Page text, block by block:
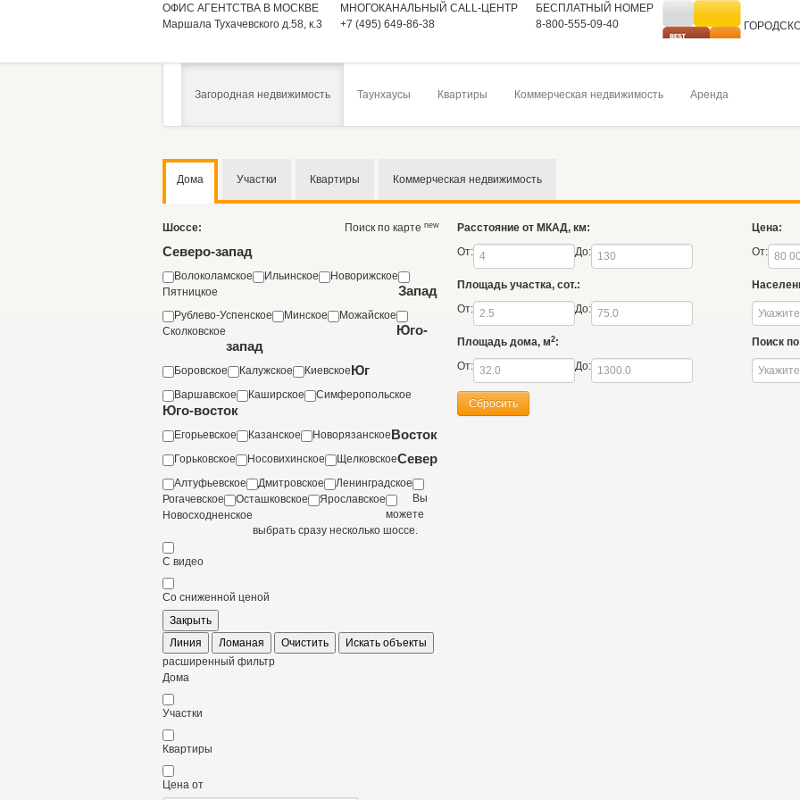
ОФИС АГЕНТСТВА В МОСКВЕ
Маршала Тухачевского д.58, к.3
МНОГОКАНАЛЬНЫЙ CALL-ЦЕНТР
+7 (495) 649-86-38
БЕСПЛАТНЫЙ НОМЕР
8-800-555-09-40
На главную
Загородная недвижимость Таунхаусы Квартиры Коммерческая недвижимость Аренда
Дома Участки Квартиры Коммерческая недвижимость
Шоссе: Поиск по карте new
Северо-запад
Волоколамское Ильинское
Новорижское
Пятницкое
Запад
Рублево-Успенское Минское
Можайское
Сколковское
Юго-
запад
Боровское Калужское КиевскоеЮг
Варшавское Каширское Симферопольское
Юго-восток
Егорьевское Казанское НоворязанскоеВосток
Горьковское Носовихинское ЩелковскоеСевер
Алтуфьевское Дмитровское
Ленинградское
Рогачевское
Осташковское
Ярославское
Новосходненское
Вы
можете
выбрать сразу несколько шоссе.
С видео
Со сниженной ценой
Расстояние от МКАД, км:
От:
До:
Площадь участка, сот.:
От:
До:
Площадь дома, м2:
От:
До:
Цена:
От:
Поиск
Закрыть
Линия
Ломаная Очистить
Искать объекты
расширенный фильтр
Дома
Участки
Квартиры
Цена от